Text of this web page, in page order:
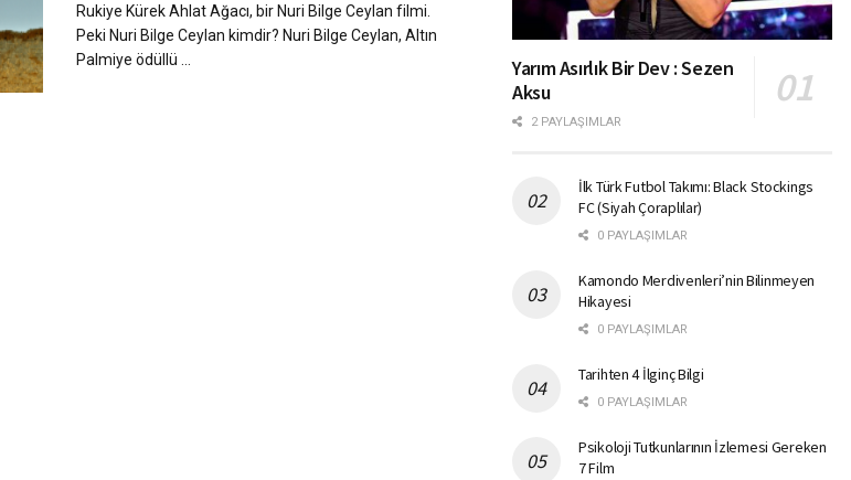
Rukiye Kürek Ahlat Ağacı, bir Nuri Bilge Ceylan filmi.
Peki Nuri Bilge Ceylan kimdir? Nuri Bilge Ceylan, Altın
Palmiye ödüllü ...
Yarım Asırlık Bir Dev : Sezen
Aksu
2 PAYLAŞIMLAR
İlk Türk Futbol Takımı: Black Stockings
FC (Siyah Çoraplılar)
0 PAYLAŞIMLAR
Kamondo Merdivenleri’nin Bilinmeyen
Hikayesi
0 PAYLAŞIMLAR
Tarihten 4 İlginç Bilgi
0 PAYLAŞIMLAR
Psikoloji Tutkunlarının İzlemesi Gereken
7 Film